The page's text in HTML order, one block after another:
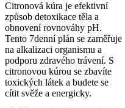
Citronová kúra je efektivní
způsob detoxikace těla a
obnovení rovnováhy pH.
Tento 7denní plán se zaměřuje
na alkalizaci organismu a
podporu zdravého trávení. S
citronovou kúrou se zbavíte
toxických látek a budete se
cítit svěže a energicky.